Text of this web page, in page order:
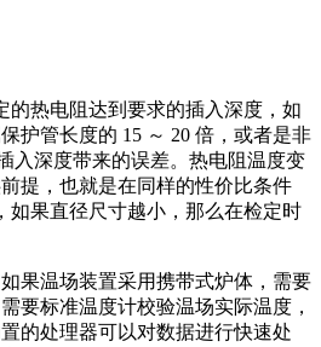
热电阻达到要求的插入深度，如
护管长度的 15 ～ 20 倍，或者是非
入深度带来的误差。热电阻温度变
提，也就是在同样的性价比条件
如果直径尺寸越小，那么在检定时
果温场装置采用携带式炉体，需要
要标准温度计校验温场实际温度，
的处理器可以对数据进行快速处